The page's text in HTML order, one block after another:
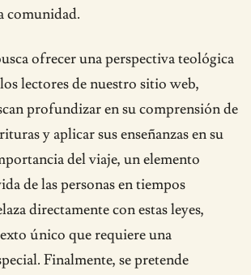
comunidad.
ofrecer una perspectiva teológica
lectores de nuestro sitio web,
profundizar en su comprensión de
y aplicar sus enseñanzas en su
del viaje, un elemento
de las personas en tiempos
directamente con estas leyes,
único que requiere una
Finalmente, se pretende